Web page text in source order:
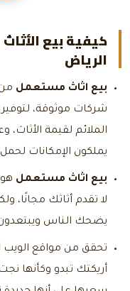
كيفية بيع
الرياض
بيع اثاث مستعمل
شركات موثوقة، لتوفير
الملائم لقيمة الأثاث،
يملكون الإمكانات لحمل
بيع اثاث مستعمل
لا تقدم أثاثك مجانًا،
يضحك الناس
تحقق من مواقع الويب
أريكتك تبدو وكأنها